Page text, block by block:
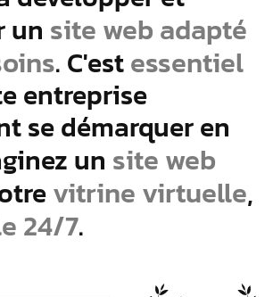
un site webadapté
. C'estessentiel
entreprise
se démarquer en
un site web
vitrine virtuelle,
24/7.